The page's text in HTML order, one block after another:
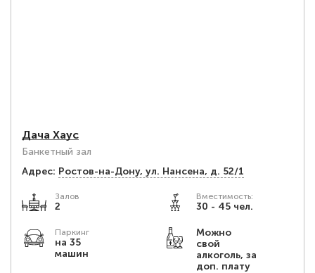
Дача Хаус
Банкетный зал
Адрес: Ростов-на-Дону, ул. Нансена, д. 52/1
Залов
2
Вместимость:
30 - 45 чел.
Паркинг
на 35
машин
Можно
свой
алкоголь, за
доп. плату